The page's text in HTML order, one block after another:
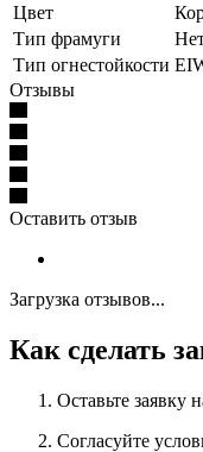
Цвет
Тип фрамуги
Тип огнестойкости
Отзывы
Оставить отзыв
Загрузка отзывов...
Как сделать
Оставьте заявку
Согласуйте